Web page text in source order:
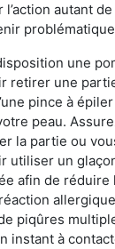
autant
une
retirer une
pince à
peau.
la partie ou
utiliser un
afin de réduire
piqûres
instant à